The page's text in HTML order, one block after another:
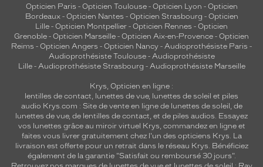
Opticien Paris - Opticien Toulouse- Opticien Lyon - Opticien
Bordeaux- Opticien Nantes - Opticien Strasbourg - Opticien
Lille - Opticien Montpellier - Opticien Rennes - Opticien
Grenoble - Opticien Marseille - Opticien Aix-en-Provence - Opticien
Reims - Opticien Angers - Opticien Nancy - Audioprothésiste Paris -
Audioprothésiste Toulouse- Audioprothésiste
Lille- Audioprothésiste Strasbourg - Audioprothésiste Marseille
Krys, Opticien en ligne :
lentilles de contact, lunettes de vue, lunettes de soleil et piles
audio Krys.com : Site de vente en ligne de lunettes de soleil, de
lunettes de vue, de lentilles de contact, et de piles audios. Essayez
vos lunettes grâce au miroir virtuel Krys, commandez en ligne et
faites vous livrer gratuitement chez l'un des opticiens Krys. La
livraison est offerte pour un retrait dans le réseau Krys. Bénéficiez
également de la garantie "Satisfait ou remboursé 30 jours".